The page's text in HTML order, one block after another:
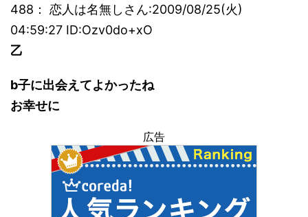
488： 恋人は名無しさん:2009/08/25(火)
04:59:27 ID:Ozv0do+xO
乙
b子に出会えてよかったね
お幸せに
広告